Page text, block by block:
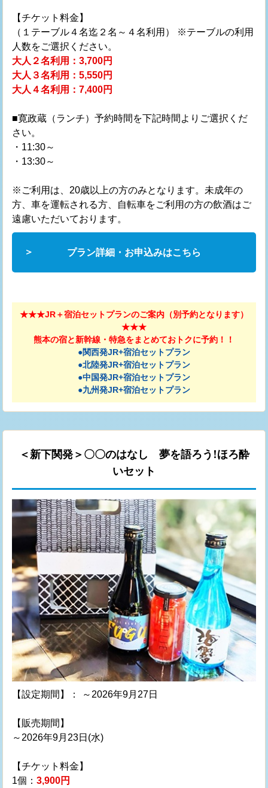
【チケット料金】
（１テーブル４名迄２名～４名利用） ※テーブルの利用
人数をご選択ください。
大人２名利用：3,700円
大人３名利用：5,550円
大人４名利用：7,400円
■寛政蔵（ランチ）予約時間を下記時間よりご選択くだ
さい。
・11:30～
・13:30～
※ご利用は、20歳以上の方のみとなります。未成年の
方、車を運転される方、自転車をご利用の方の飲酒はご
遠慮いただいております。
プラン詳細・お申込みはこちら
★★★JR＋宿泊セットプランのご案内（別予約となります）
★★★
熊本の宿と新幹線・特急をまとめておトクに予約！！
●関西発JR+宿泊セットプラン
●北陸発JR+宿泊セットプラン
●中国発JR+宿泊セットプラン
●九州発JR+宿泊セットプラン
＜新下関発＞〇〇のはなし 夢を語ろう!ほろ酔
いセット
【設定期間】： ～2026年9月27日
【販売期間】
～2026年9月23日(水)
【チケット料金】
1個：3,900円